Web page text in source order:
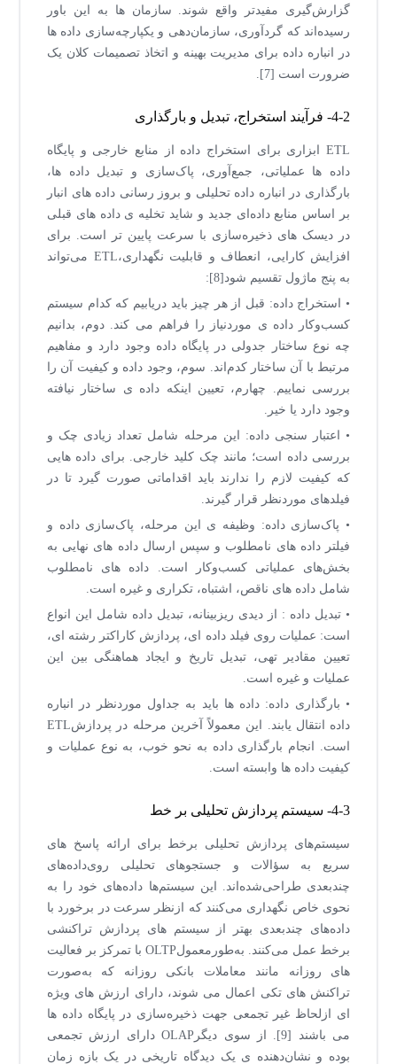
گزارش‌گیری مفیدتر واقع شوند. سازمان ها به این باور
رسیده‌اند که گردآوری، سازمان‌دهی و یکپارچه‌سازی داده ها
در انباره داده برای مدیریت بهینه و اتخاذ تصمیمات کلان یک
ضرورت است [7].
4-2- فرآیند استخراج، تبدیل و بارگذاری
ETL ابزاری برای استخراج داده از منابع خارجی و پایگاه
داده ها عملیاتی، جمع‌آوری، پاک‌سازی و تبدیل داده ها،
بارگذاری در انباره داده تحلیلی و بروز رسانی داده های انبار
بر اساس منابع داده‌ای جدید و شاید تخلیه ی داده های قبلی
در دیسک های ذخیره‌سازی با سرعت پایین تر است. برای
افزایش کارایی، انعطاف و قابلیت نگهداری،ETL می‌تواند
به پنج ماژول تقسیم شود[8]:
• استخراج داده: قبل از هر چیز باید دریابیم که کدام سیستم
کسب‌وکار داده ی موردنیاز را فراهم می کند. دوم، بدانیم
چه نوع ساختار جدولی در پایگاه داده وجود دارد و مفاهیم
مرتبط با آن ساختار کدم‌اند. سوم، وجود داده و کیفیت آن را
بررسی نماییم. چهارم، تعیین اینکه داده ی ساختار نیافته
وجود دارد یا خیر.
• اعتبار سنجی داده: این مرحله شامل تعداد زیادی چک و
بررسی داده است؛ مانند چک کلید خارجی. برای داده هایی
که کیفیت لازم را ندارند باید اقداماتی صورت گیرد تا در
فیلدهای موردنظر قرار گیرند.
• پاک‌سازی داده: وظیفه ی این مرحله، پاک‌سازی داده و
فیلتر داده های نامطلوب و سپس ارسال داده های نهایی به
بخش‌های عملیاتی کسب‌وکار است. داده های نامطلوب
شامل داده های ناقص، اشتباه، تکراری و غیره است.
• تبدیل داده : از دیدی ریزبینانه، تبدیل داده شامل این انواع
است: عملیات روی فیلد داده ای، پردازش کاراکتر رشته ای،
تعیین مقادیر تهی، تبدیل تاریخ و ایجاد هماهنگی بین این
عملیات و غیره است.
• بارگذاری داده: داده ها باید به جداول موردنظر در انباره
داده انتقال یابند. این معمولاً آخرین مرحله در پردازشETL
است. انجام بارگذاری داده به نحو خوب، به نوع عملیات و
کیفیت داده ها وابسته است.
4-3- سیستم پردازش تحلیلی بر خط
سیستم‌های پردازش تحلیلی برخط برای ارائه پاسخ های
سریع به سؤالات و جستجوهای تحلیلی روی‌داده‌های
چندبعدی طراحی‌شده‌اند. این سیستم‌ها داده‌های خود را به
نحوی خاص نگهداری می‌کنند که ازنظر سرعت در برخورد با
داده‌های چندبعدی بهتر از سیستم های پردازش تراکنشی
برخط عمل می‌کنند. به‌طورمعمولOLTP با تمرکز بر فعالیت
های روزانه مانند معاملات بانکی روزانه که به‌صورت
تراکنش های تکی اعمال می شوند، دارای ارزش های ویژه
ای ازلحاظ غیر تجمعی جهت ذخیره‌سازی در پایگاه داده ها
می باشند [9]. از سوی دیگرOLAP دارای ارزش تجمعی
بوده و نشان‌دهنده ی یک دیدگاه تاریخی در یک بازه زمان